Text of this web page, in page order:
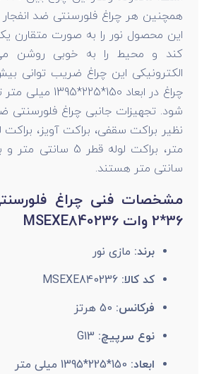
این محصول نور را به صورت متقارن
کند و محیط را به خوبی روشن می
چراغ در ابعاد
شود. تجهیزات جانبی چراغ فلورسنتی
سانتی متر هستند.
مشخصات فنی چراغ
36*2 وات MSEXE840236
برند: مازی نور
کد کالا:MSEXE840236
فرکانس: 50 هرتز
نوع سرپیچ:
ابعاد: 150*225*1395 میلی متر